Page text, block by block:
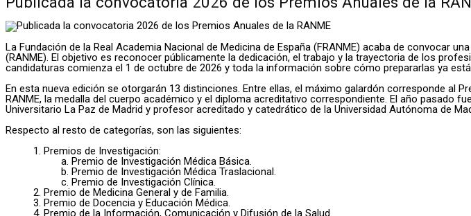
La Fundación de la Real Academia Nacional de Medicina de España (FRANME) acaba de convocar
(RANME). El objetivo es reconocer públicamente la dedicación, el trabajo y la trayectoria de los
candidaturas comienza el 1 de octubre de 2026 y toda la información sobre cómo prepararlas ya
En esta nueva edición se otorgarán 13 distinciones. Entre ellas, el máximo galardón corresponde al
RANME, la medalla del cuerpo académico y el diploma acreditativo correspondiente. El año pasado
Universitario La Paz de Madrid y profesor acreditado y catedrático de la Universidad Autónoma de
Respecto al resto de categorías, son las siguientes:
1. Premios de Investigación:
a. Premio de Investigación Médica Básica.
b. Premio de Investigación Médica Traslacional.
c. Premio de Investigación Clínica.
2. Premio de Medicina General y de Familia.
3. Premio de Docencia y Educación Médica.
4. Premio de la Información, Comunicación y Difusión de la Salud.